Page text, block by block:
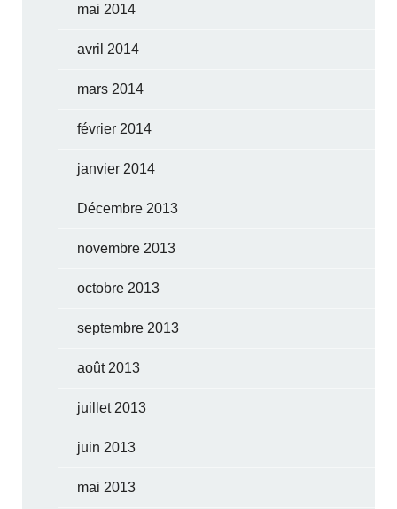
mai 2014
avril 2014
mars 2014
février 2014
janvier 2014
Décembre 2013
novembre 2013
octobre 2013
septembre 2013
août 2013
juillet 2013
juin 2013
mai 2013